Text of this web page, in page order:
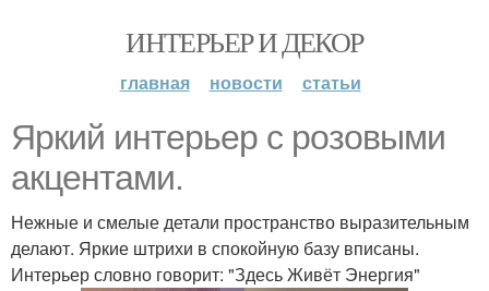
ИНТЕРЬЕР И ДЕКОР
главная новости статьи
Яркий интерьер с розовыми
акцентами.
Нежные и смелые детали пространство выразительным
делают. Яркие штрихи в спокойную базу вписаны.
Интерьер словно говорит: "Здесь Живёт Энергия"